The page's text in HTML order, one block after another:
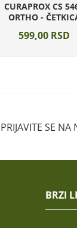
CURAPROX CS
ORTHO -
599,00 RSD
PRIJAVITE SE NA
BRZI